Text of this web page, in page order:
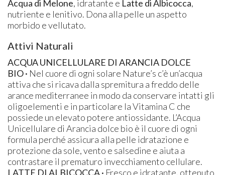
Acqua di Melone, idratante e Latte di Albicocca,
nutriente e lenitivo. Dona alla pelle un aspetto
morbido e vellutato.
Attivi Naturali
ACQUA UNICELLULARE DI ARANCIA DOLCE
BIO· Nel cuore di ogni solare Nature’s c’è un’acqua
attiva che si ricava dalla spremitura a freddo delle
arance mediterranee in modo da conservare intatti gli
oligoelementi e in particolare la Vitamina C che
possiede un elevato potere antiossidante. L’Acqua
Unicellulare di Arancia dolce bio è il cuore di ogni
formula perché assicura alla pelle idratazione e
protezione da sole, vento e salsedine e aiuta a
contrastare il prematuro invecchiamento cellulare.
LATTE DI ALBICOCCA· Fresco e idratante, ottenuto